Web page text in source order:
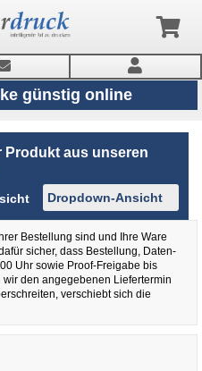
günstig online
Produkt aus unseren
Bestellung sind und Ihre Ware
sicher, dass Bestellung, Daten-
Uhr sowie Proof-Freigabe bis
den angegebenen Liefertermin
verschiebt sich die